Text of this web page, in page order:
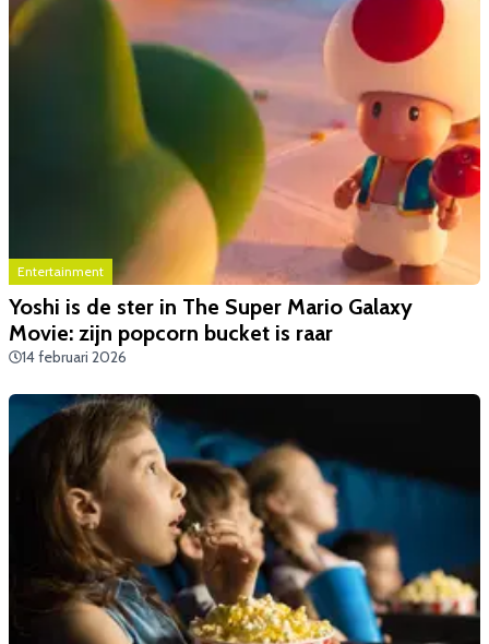
Entertainment
Yoshi is de ster in The Super Mario Galaxy
Movie: zijn popcorn bucket is raar
14 februari 2026